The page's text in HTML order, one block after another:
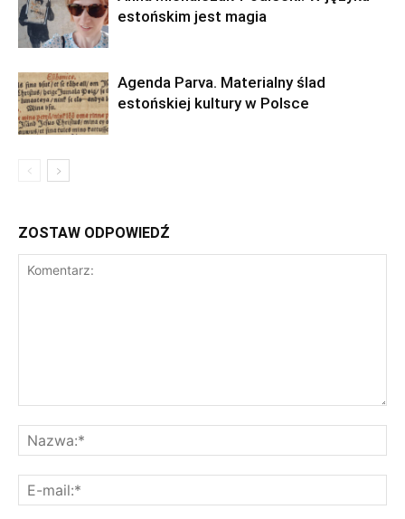
estońskim jest magia
Agenda Parva. Materialny ślad
estońskiej kultury w Polsce
ZOSTAW ODPOWIEDŹ